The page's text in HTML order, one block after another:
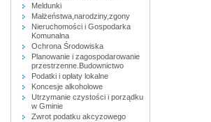
Meldunki
Małżeństwa,narodziny,zgony
Nieruchomości i Gospodarka
Komunalna
Ochrona Środowiska
Planowanie i zagospodarowanie
przestrzenne.Budownictwo
Podatki i opłaty lokalne
Koncesje alkoholowe
Utrzymanie czystości i porządku
w Gminie
Zwrot podatku akcyzowego